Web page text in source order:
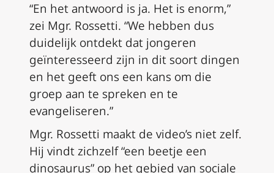
“En het antwoord is ja. Het is enorm,”
zei Mgr. Rossetti. “We hebben dus
duidelijk ontdekt dat jongeren
geïnteresseerd zijn in dit soort dingen
en het geeft ons een kans om die
groep aan te spreken en te
evangeliseren.”
Mgr. Rossetti maakt de video’s niet zelf.
Hij vindt zichzelf “een beetje een
dinosaurus” op het gebied van sociale